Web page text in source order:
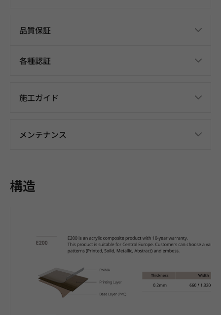
品質保証
各種認証
施工ガイド
メンテナンス
構造